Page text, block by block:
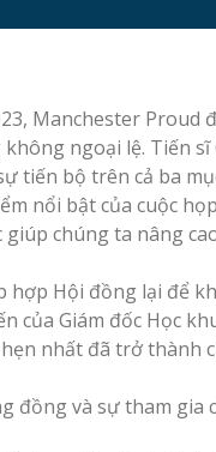
Manchester
ngoại lệ. Tiến
tiến bộ trên cả ba
nổi bật của cuộc
chúng ta nâng
hợp Hội đồng lại để
​​của Giám đốc Học
nhất đã trở
đồng và sự tham